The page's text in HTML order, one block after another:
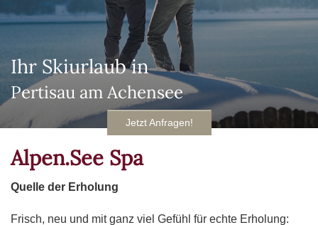
Ihr Skiurlaub in
Pertisau am Achensee
Jetzt Anfragen!
Alpen.See Spa
Quelle der Erholung
Frisch, neu und mit ganz viel Gefühl für echte Erholung: